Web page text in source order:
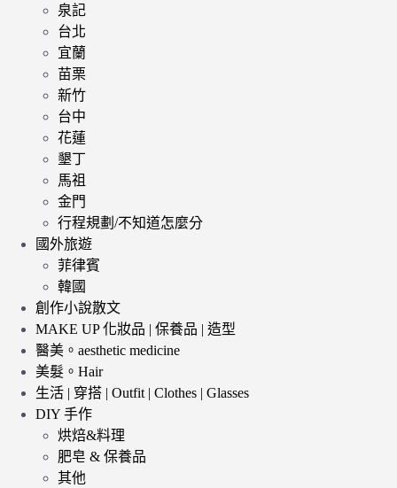
泉記
台北
宜蘭
苗栗
新竹
台中
花蓮
墾丁
馬祖
金門
行程規劃/不知道怎麼分
國外旅遊
菲律賓
韓國
創作小說散文
MAKE UP 化妝品 | 保養品 | 造型
醫美。aesthetic medicine
美髮。Hair
生活 | 穿搭 | Outfit | Clothes | Glasses
DIY 手作
烘焙&料理
肥皂 & 保養品
其他